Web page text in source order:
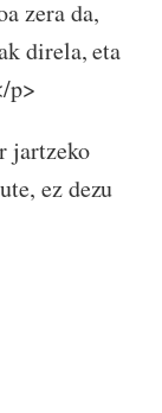
zera da,
direla, eta
p>
jartzeko
ez dezu